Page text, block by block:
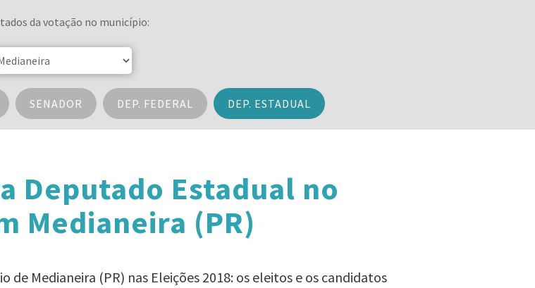
da votação no município:
SENADOR DEP. FEDERAL DEP. ESTADUAL
Deputado Estadual no
Medianeira (PR)
Medianeira (PR) nas Eleições 2018: os eleitos e os candidatos